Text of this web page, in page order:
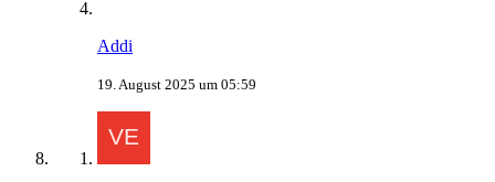
Addi
19. August 2025 um 05:59